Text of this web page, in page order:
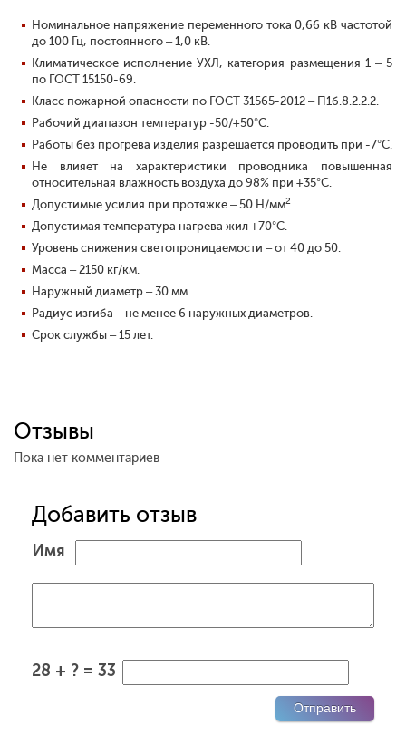
Номинальное напряжение переменного тока 0,66 кВ частотой
до 100 Гц, постоянного – 1,0 кВ.
Климатическое исполнение УХЛ, категория размещения 1 – 5
по ГОСТ 15150-69.
Класс пожарной опасности по ГОСТ 31565-2012 – П1б.8.2.2.2.
Рабочий диапазон температур -50/+50°С.
Работы без прогрева изделия разрешается проводить при -7°С.
Не влияет на характеристики проводника повышенная
относительная влажность воздуха до 98% при +35°С.
Допустимые усилия при протяжке – 50 Н/мм2.
Допустимая температура нагрева жил +70°С.
Уровень снижения светопроницаемости – от 40 до 50.
Масса – 2150 кг/км.
Наружный диаметр – 30 мм.
Радиус изгиба – не менее 6 наружных диаметров.
Срок службы – 15 лет.
Отзывы
Пока нет комментариев
Добавить отзыв
Имя
28 + ? = 33